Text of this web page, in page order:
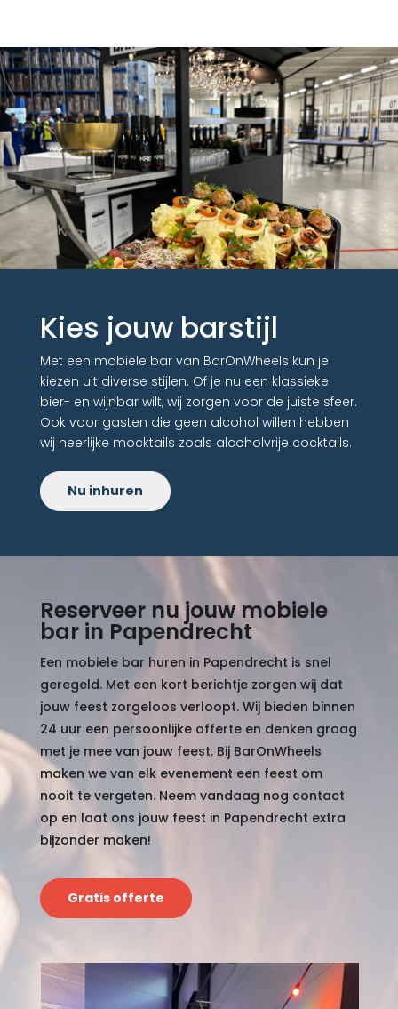
Kies jouw barstijl
Met een mobiele bar van BarOnWheels kun je
kiezen uit diverse stijlen. Of je nu een klassieke
bier- en wijnbar wilt, wij zorgen voor de juiste sfeer.
Ook voor gasten die geen alcohol willen hebben
wij heerlijke mocktails zoals alcoholvrije cocktails.
Nu inhuren
Reserveer nu jouw mobiele
bar in Papendrecht
Een mobiele bar huren in Papendrecht is snel
geregeld. Met een kort berichtje zorgen wij dat
jouw feest zorgeloos verloopt. Wij bieden binnen
24 uur een persoonlijke offerte en denken graag
met je mee van jouw feest. Bij BarOnWheels
maken we van elk evenement een feest om
nooit te vergeten. Neem vandaag nog contact
op en laat ons jouw feest in Papendrecht extra
bijzonder maken!
Gratis offerte